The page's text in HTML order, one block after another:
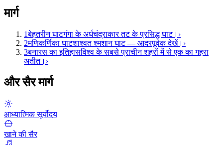
मार्ग
1बेहतरीन घाटगंगा के अर्धचंद्राकार तट के प्रसिद्ध घाट। ›
2मणिकर्णिका घाटशाश्वत श्मशान घाट — आदरपूर्वक देखें। ›
3बनारस का इतिहासविश्व के सबसे प्राचीन शहरों में से एक का गहरा
अतीत। ›
और सैर मार्ग
आध्यात्मिक सूर्योदय
खाने की सैर